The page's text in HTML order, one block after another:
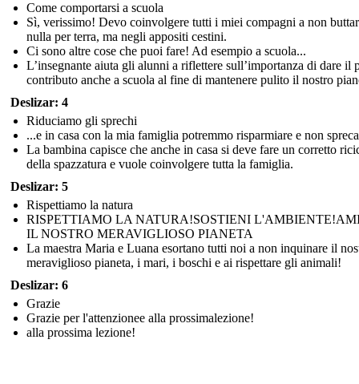
Come comportarsi a scuola
Sì, verissimo! Devo coinvolgere tutti i miei compagni a non
nulla per terra, ma negli appositi cestini.
Ci sono altre cose che puoi fare! Ad esempio a scuola...
L’insegnante aiuta gli alunni a riflettere sull’importanza di dare il
contributo anche a scuola al fine di mantenere pulito il nostro
Deslizar: 4
Riduciamo gli sprechi
...e in casa con la mia famiglia potremmo risparmiare e non
La bambina capisce che anche in casa si deve fare un corretto
della spazzatura e vuole coinvolgere tutta la famiglia.
Deslizar: 5
Rispettiamo la natura
RISPETTIAMO LA NATURA!SOSTIENI
IL NOSTRO MERAVIGLIOSO PIANETA
La maestra Maria e Luana esortano tutti noi a non inquinare il
meraviglioso pianeta, i mari, i boschi e ai rispettare gli animali!
Deslizar: 6
Grazie
Grazie per l'attenzionee alla prossimalezione!
alla prossima lezione!